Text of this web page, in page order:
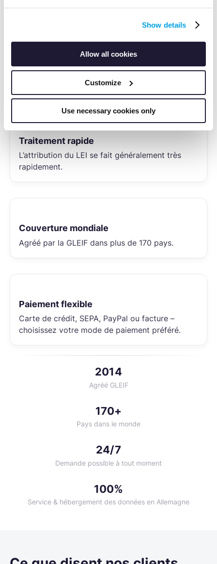
Show details
Allow all cookies
Customize
Use necessary cookies only
Catégorisation simple
Catégorisez les LEI avec des tags personnalisés.
Traitement rapide
L’attribution du LEI se fait généralement très
rapidement.
Couverture mondiale
Agréé par la GLEIF dans plus de 170 pays.
Paiement flexible
Carte de crédit, SEPA, PayPal ou facture –
choisissez votre mode de paiement préféré.
2014
Agréé GLEIF
170+
Pays dans le monde
24/7
Demande possible à tout moment
100%
Service & hébergement des données en Allemagne